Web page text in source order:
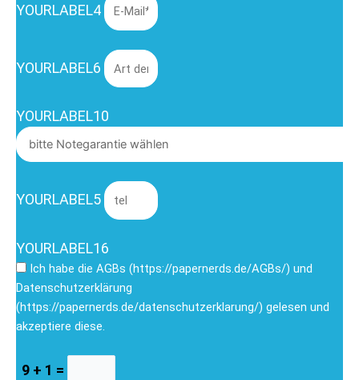
YOURLABEL4
YOURLABEL6
YOURLABEL10
YOURLABEL5
YOURLABEL16
Ich habe die AGBs (https://papernerds.de/AGBs/) und
Datenschutzerklärung
(https://papernerds.de/datenschutzerklarung/) gelesen und
akzeptiere diese.
9 + 1 =